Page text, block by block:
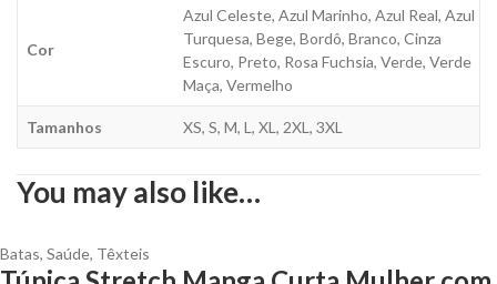
Cor
Azul Celeste, Azul Marinho, Azul Real, Azul
Turquesa, Bege, Bordô, Branco, Cinza
Escuro, Preto, Rosa Fuchsia, Verde, Verde
Maça, Vermelho
Tamanhos XS, S, M, L, XL, 2XL, 3XL
You may also like…
Batas, Saúde, Têxteis